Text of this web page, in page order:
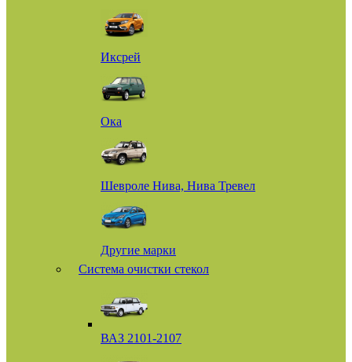
Иксрей
Ока
Шевроле Нива, Нива Тревел
Другие марки
Система очистки стекол
ВАЗ 2101-2107